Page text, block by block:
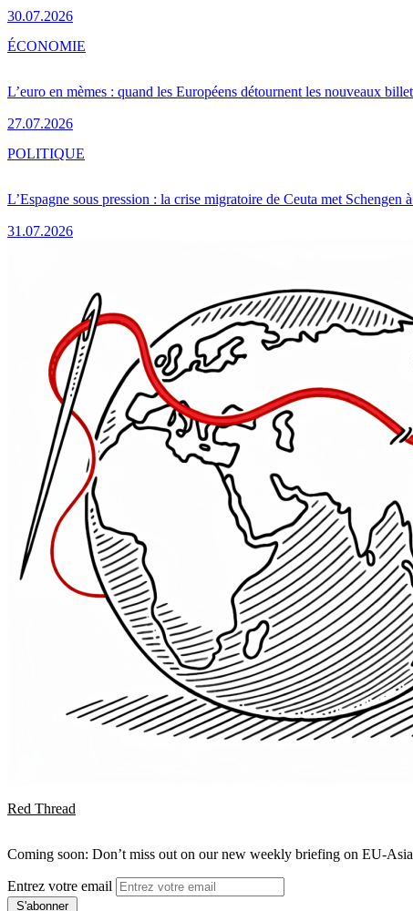
30.07.2026
L’euro en mèmes : quand les Européens détournent les nouveaux
27.07.2026
ÉCONOMIE
L’Espagne sous pression : la crise migratoire de Ceuta met Schengen
31.07.2026
POLITIQUE
Red Thread
Coming soon: Don’t miss out on our new weekly briefing on EU-
Entrez votre email
S'abonner